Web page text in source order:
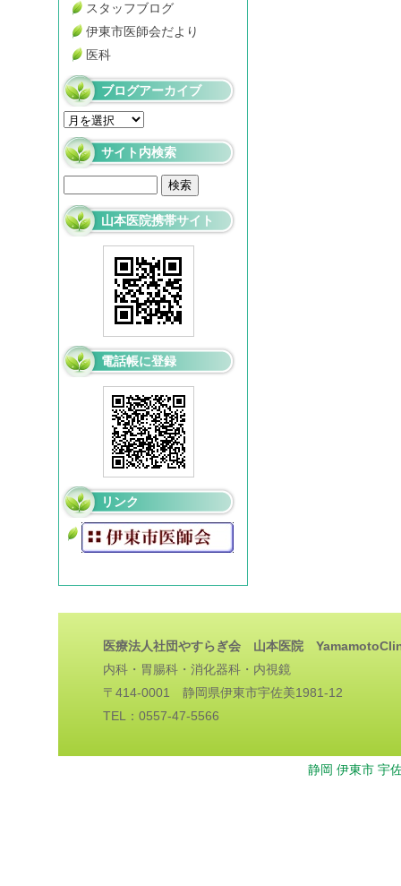
スタッフブログ
伊東市医師会だより
医科
ブログアーカイブ
サイト内検索
山本医院携帯サイト
電話帳に登録
リンク
医療法人社団やすらぎ会 山本医院
内科・胃腸科・消化器科・内視鏡
〒414-0001 静岡県伊東市宇佐美1981-12
TEL：0557-47-5566
静岡 伊東市 宇